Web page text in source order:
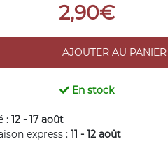
2,90€
En stock
:12 - 17 août
express :11 - 12 août